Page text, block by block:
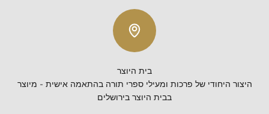
בית היוצר
היצור היחודי של פרכות ומעילי ספרי תורה בהתאמה אישית - מיוצר
בבית היוצר בירושלים